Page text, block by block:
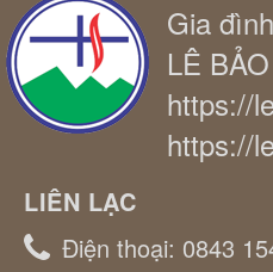
Gia đình
LÊ
https://
https://
LIÊN LẠC
Điện thoại: 0843